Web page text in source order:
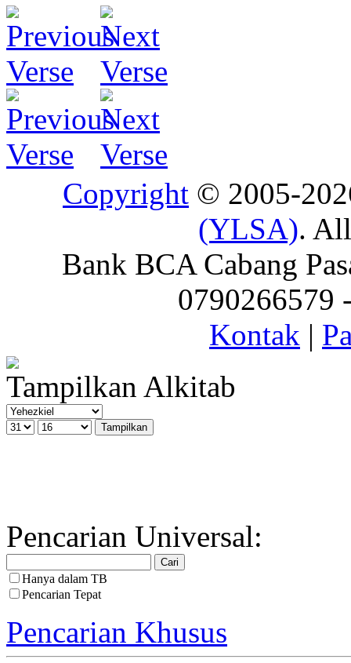
Copyright © 2005-
(YLSA).
Bank BCA Cabang
0790266579
Kontak |
Tampilkan Alkitab
Pencarian Universal:
Hanya dalam TB
Pencarian Tepat
Pencarian Khusus